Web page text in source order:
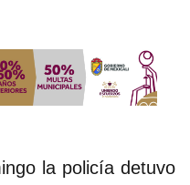
la policía detuvo